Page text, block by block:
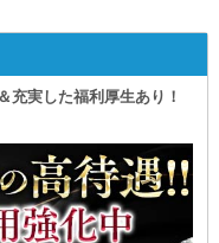
充実した福利厚生あり！